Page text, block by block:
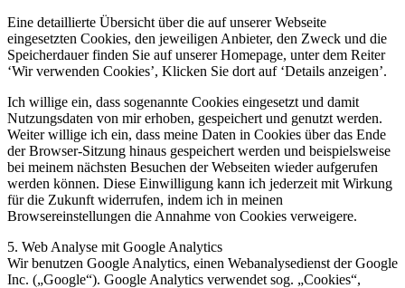
Eine detaillierte Übersicht über die auf unserer Webseite
eingesetzten Cookies, den jeweiligen Anbieter, den Zweck und die
Speicherdauer finden Sie auf unserer Homepage, unter dem Reiter
‘Wir verwenden Cookies’, Klicken Sie dort auf ‘Details anzeigen’.
Ich willige ein, dass sogenannte Cookies eingesetzt und damit
Nutzungsdaten von mir erhoben, gespeichert und genutzt werden.
Weiter willige ich ein, dass meine Daten in Cookies über das Ende
der Browser-Sitzung hinaus gespeichert werden und beispielsweise
bei meinem nächsten Besuchen der Webseiten wieder aufgerufen
werden können. Diese Einwilligung kann ich jederzeit mit Wirkung
für die Zukunft widerrufen, indem ich in meinen
Browsereinstellungen die Annahme von Cookies verweigere.
5. Web Analyse mit Google Analytics
Wir benutzen Google Analytics, einen Webanalysedienst der Google
Inc. („Google“). Google Analytics verwendet sog. „Cookies“,